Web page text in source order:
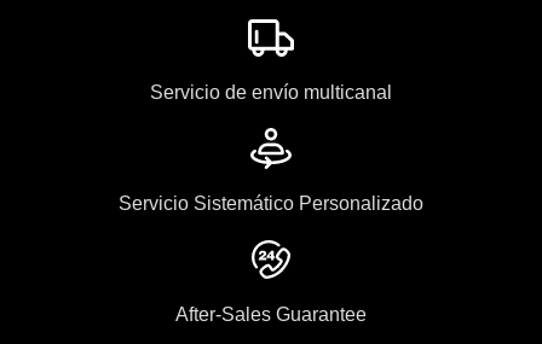
Servicio de envío multicanal
Servicio Sistemático Personalizado
After-Sales Guarantee